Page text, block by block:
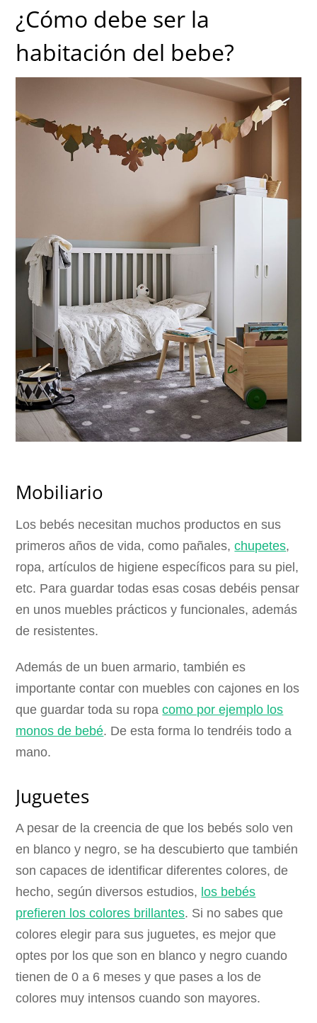
¿Cómo debe ser la
habitación del bebe?
Mobiliario
Los bebés necesitan muchos productos en sus
primeros años de vida, como pañales,chupetes,
ropa, artículos de higiene específicos para su piel,
etc. Para guardar todas esas cosas debéis pensar
en unos muebles prácticos y funcionales, además
de resistentes.
Además de un buen armario, también es
importante contar con muebles con cajones en los
que guardar toda su ropacomo por ejemplo los
monos de bebé. De esta forma lo tendréis todo a
mano.
Juguetes
A pesar de la creencia de que los bebés solo ven
en blanco y negro, se ha descubierto que también
son capaces de identificar diferentes colores, de
hecho, según diversos estudios, los bebés
prefieren los colores brillantes. Si no sabes que
colores elegir para sus juguetes, es mejor que
optes por los que son en blanco y negro cuando
tienen de 0 a 6 meses y que pases a los de
colores muy intensos cuando son mayores.